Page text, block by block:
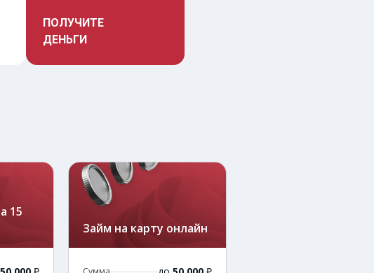
ПОЛУЧИТЕ
ДЕНЬГИ
15
Займ на карту онлайн